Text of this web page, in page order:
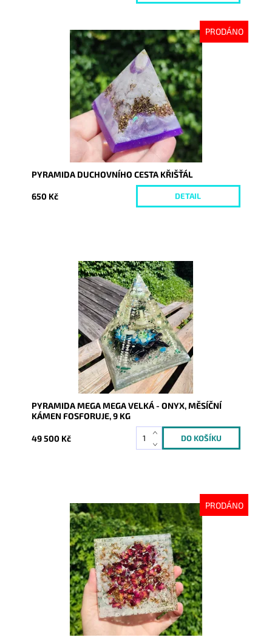
PRODÁNO
Dostupnost:
Vyprodáno
8758
PYRAMIDA DUCHOVNÍHO CESTA KŘIŠŤÁL
650 Kč DETAIL
Skladem
8761
PYRAMIDA MEGA MEGA VELKÁ - ONYX, MĚSÍČNÍ
KÁMEN FOSFORUJE, 9 KG
49 500 Kč
PRODÁNO
Dostupnost:
Vyprodáno
9014